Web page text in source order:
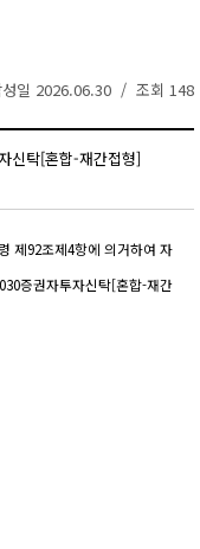
성일 2026.06.30 / 조회 148
신탁[혼합-재간접형]
제92조제4항에 의거하여 자
증권자투자신탁[혼합-재간